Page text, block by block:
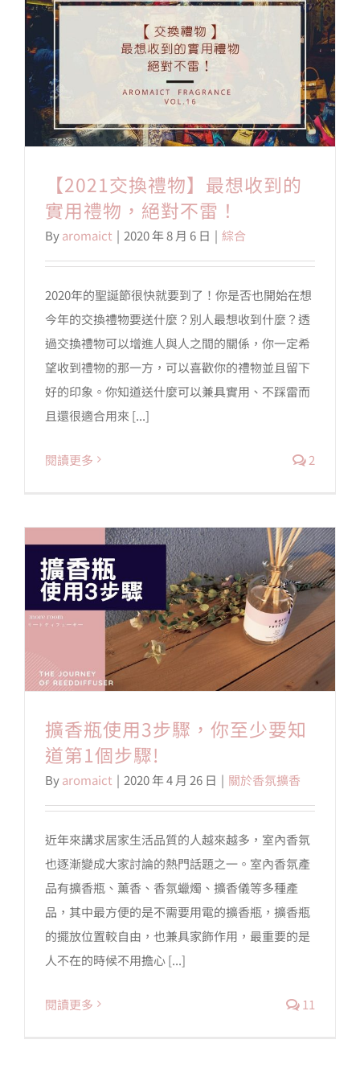
【2021交換禮物】最想收到的
實用禮物，絕對不雷！
Byaromaict | 2020 年 8 月 6 日 | 綜合
2020年的聖誕節很快就要到了！你是否也開始在想
今年的交換禮物要送什麼？別人最想收到什麼？透
過交換禮物可以增進人與人之間的關係，你一定希
望收到禮物的那一方，可以喜歡你的禮物並且留下
好的印象。你知道送什麼可以兼具實用、不踩雷而
且還很適合用來 [...]
閱讀更多 2
擴香瓶使用3步驟，你至少要知
道第1個步驟!
Byaromaict | 2020 年 4 月 26 日 | 關於香氛擴香
近年來講求居家生活品質的人越來越多，室內香氛
也逐漸變成大家討論的熱門話題之一。室內香氛產
品有擴香瓶、薰香、香氛蠟燭、擴香儀等多種產
品，其中最方便的是不需要用電的擴香瓶，擴香瓶
的擺放位置較自由，也兼具家飾作用，最重要的是
人不在的時候不用擔心 [...]
閱讀更多 11